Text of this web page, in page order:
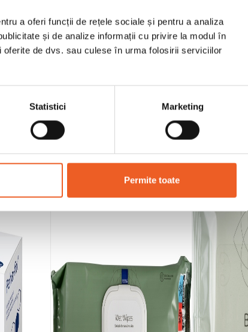
a oferi funcții de rețele sociale și pentru a analiza
și de analize informații cu privire la modul în
de dvs. sau culese în urma folosirii serviciilor
Statistici Marketing
Permite toate
PRODUS AU MAI CUMPARAT